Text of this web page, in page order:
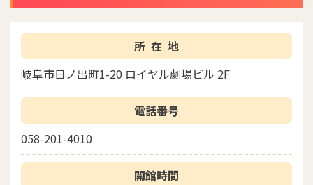
所在地
岐阜市日ノ出町1-20 ロイヤル劇場ビル 2F
電話番号
058-201-4010
開館時間